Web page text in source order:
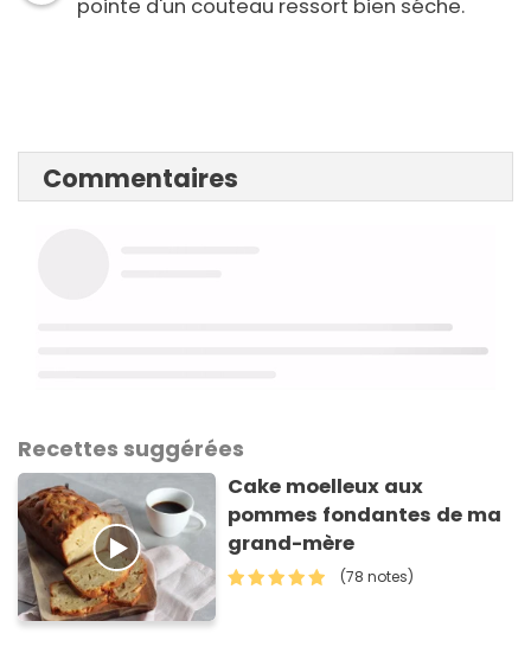
pointe d'un couteau ressort bien séche.
Commentaires
Recettes suggérées
Cake moelleux aux
pommes fondantes de ma
grand-mère
(78 notes)